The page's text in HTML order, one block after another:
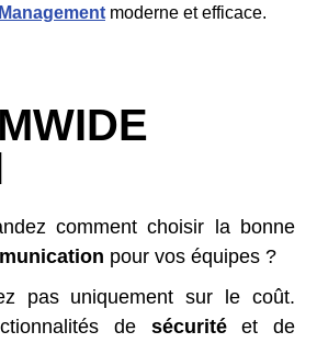
moderne et efficace.
comment choisir la bonne
pour vos équipes ?
pas uniquement sur le coût.
de sécuritéet de